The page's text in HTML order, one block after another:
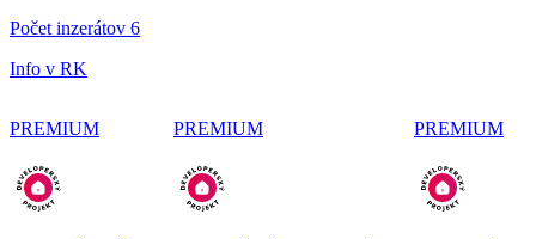
Počet inzerátov 6
Info v RK
PREMIUM PREMIUM PREMIUM